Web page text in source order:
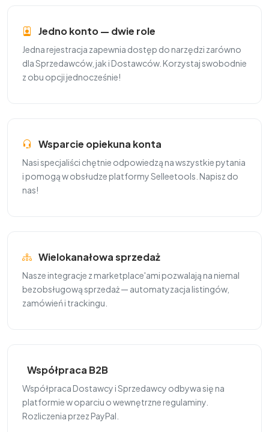
Jedno konto — dwie role
Jedna rejestracja zapewnia dostęp do narzędzi zarówno
dla Sprzedawców, jak i Dostawców. Korzystaj swobodnie
z obu opcji jednocześnie!
Wsparcie opiekuna konta
Nasi specjaliści chętnie odpowiedzą na wszystkie pytania
i pomogą w obsłudze platformy Selleetools. Napisz do
nas!
Wielokanałowa sprzedaż
Nasze integracje z marketplace'ami pozwalają na niemal
bezobsługową sprzedaż — automatyzacja listingów,
zamówień i trackingu.
Współpraca B2B
Współpraca Dostawcy i Sprzedawcy odbywa się na
platformie w oparciu o wewnętrzne regulaminy.
Rozliczenia przez PayPal.